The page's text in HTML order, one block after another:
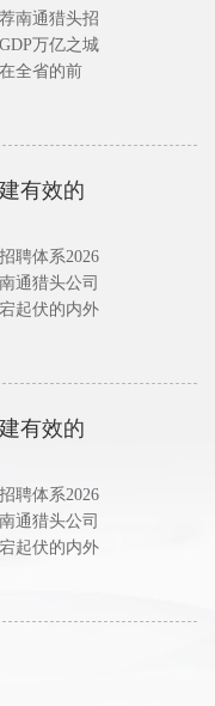
南通猎头招
万亿之城
全省的前
有效的
聘体系2026
通猎头公司
起伏的内外
有效的
聘体系2026
通猎头公司
起伏的内外